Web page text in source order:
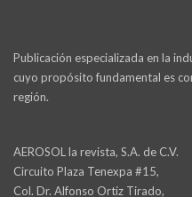
Publicación especializada en la
cuyo propósito fundamental es
región.
AEROSOL la revista, S.A. de C.V.
Circuito Plaza Tenexpa #15,
Col. Dr. Alfonso Ortiz Tirado,